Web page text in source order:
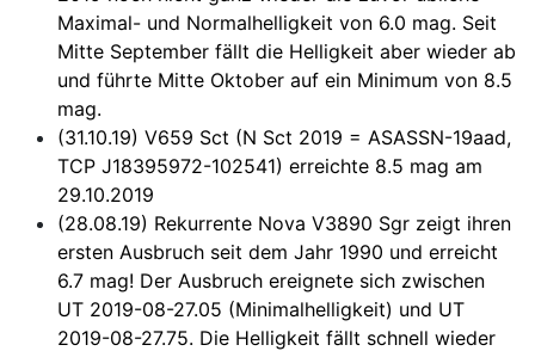
Maximal- und Normalhelligkeit von 6.0 mag. Seit
Mitte September fällt die Helligkeit aber wieder ab
und führte Mitte Oktober auf ein Minimum von 8.5
mag.
(31.10.19) V659 Sct (N Sct 2019 = ASASSN-19aad,
TCP J18395972-102541) erreichte 8.5 mag am
29.10.2019
(28.08.19) Rekurrente Nova V3890 Sgr zeigt ihren
ersten Ausbruch seit dem Jahr 1990 und erreicht
6.7 mag! Der Ausbruch ereignete sich zwischen
UT 2019-08-27.05 (Minimalhelligkeit) und UT
2019-08-27.75. Die Helligkeit fällt schnell wieder